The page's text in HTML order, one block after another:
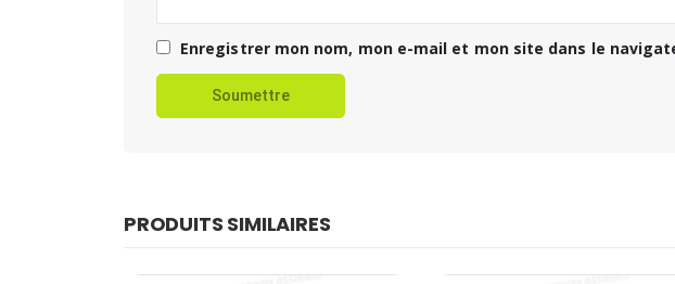
Enregistrer mon nom, mon e-mail et mon site dans le
PRODUITS SIMILAIRES